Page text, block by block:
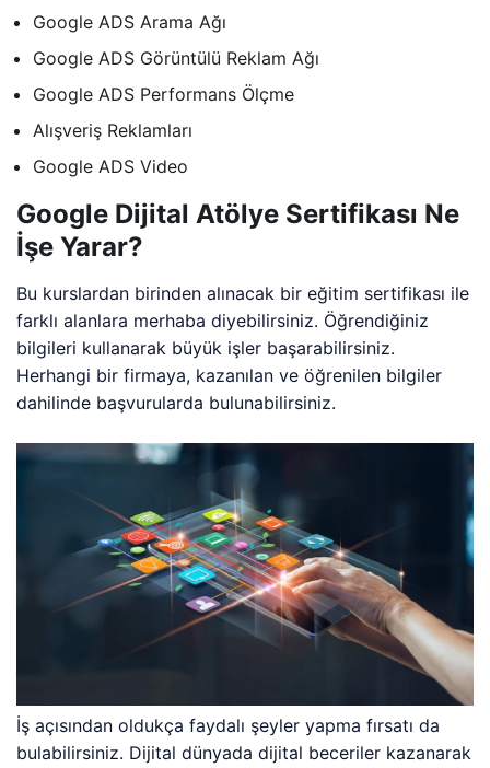
Google ADS Arama Ağı
Google ADS Görüntülü Reklam Ağı
Google ADS Performans Ölçme
Alışveriş Reklamları
Google ADS Video
Google Dijital Atölye Sertifikası Ne
İşe Yarar?
Bu kurslardan birinden alınacak bir eğitim sertifikası ile
farklı alanlara merhaba diyebilirsiniz. Öğrendiğiniz
bilgileri kullanarak büyük işler başarabilirsiniz.
Herhangi bir firmaya, kazanılan ve öğrenilen bilgiler
dahilinde başvurularda bulunabilirsiniz.
İş açısından oldukça faydalı şeyler yapma fırsatı da
bulabilirsiniz. Dijital dünyada dijital beceriler kazanarak